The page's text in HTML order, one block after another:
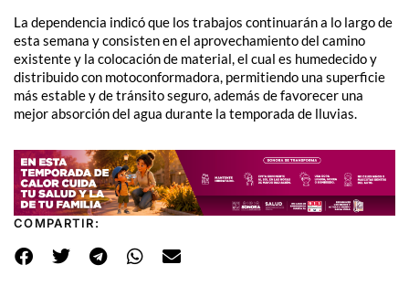
La dependencia indicó que los trabajos continuarán a lo largo de
esta semana y consisten en el aprovechamiento del camino
existente y la colocación de material, el cual es humedecido y
distribuido con motoconformadora, permitiendo una superficie
más estable y de tránsito seguro, además de favorecer una
mejor absorción del agua durante la temporada de lluvias.
COMPARTIR: